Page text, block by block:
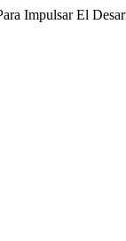
Impulsar El